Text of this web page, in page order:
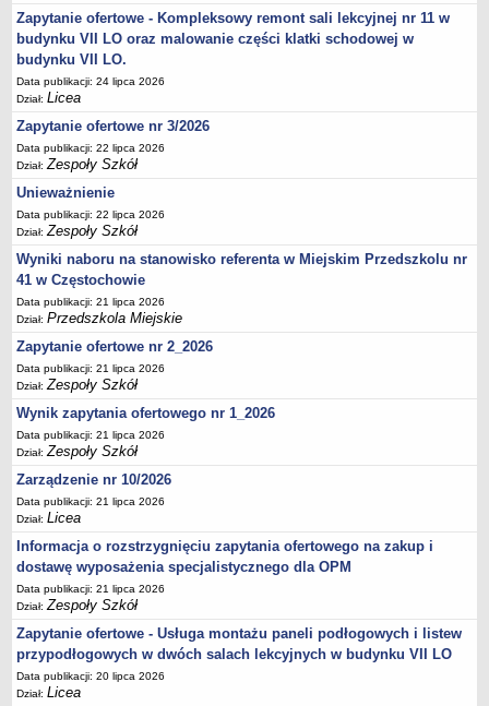
Rejestry, ewidencje, archiwa
Kontrole
PONOWNE WYKORZYSTYWANIE
Sprawozdania
Deklaracja dostępności
DEKLARACJA DOSTĘPNOŚCI
OŚWIADCZENIA MAJĄTKOWE
PONOWNE WYKORZYSTYWANIE
UDOSTĘPNIANIE INFORMACJI PUBLICZNEJ
OCHRONA DANYCH OSOBOWYCH
Zapytanie ofertowe - Kompleksowy remont sali lekcyjnej nr 11 w
budynku VII LO oraz malowanie części klatki schodowej w
budynku VII LO.
Data publikacji: 24 lipca 2026
Dział:Licea
Zapytanie ofertowe nr 3/2026
Data publikacji: 22 lipca 2026
Dział:Zespoły Szkół
Unieważnienie
Data publikacji: 22 lipca 2026
Dział:Zespoły Szkół
Wyniki naboru na stanowisko referenta w Miejskim Przedszkolu nr
41 w Częstochowie
Data publikacji: 21 lipca 2026
Dział:Przedszkola Miejskie
Zapytanie ofertowe nr 2_2026
Data publikacji: 21 lipca 2026
Dział:Zespoły Szkół
Wynik zapytania ofertowego nr 1_2026
Data publikacji: 21 lipca 2026
Dział:Zespoły Szkół
Zarządzenie nr 10/2026
Data publikacji: 21 lipca 2026
Dział:Licea
Informacja o rozstrzygnięciu zapytania ofertowego na zakup i
dostawę wyposażenia specjalistycznego dla OPM
Data publikacji: 21 lipca 2026
Dział:Zespoły Szkół
Zapytanie ofertowe - Usługa montażu paneli podłogowych i listew
przypodłogowych w dwóch salach lekcyjnych w budynku VII LO
Data publikacji: 20 lipca 2026
Dział:Licea